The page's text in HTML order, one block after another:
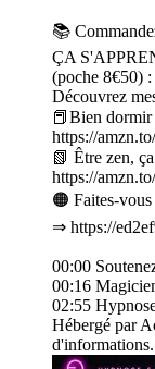
📚
ÇA
(poche 8€50)
Découvrez
📕Bien dormir
https://
📗 Être zen,
https://
🟠 Faites-
⇒ https://
00:00
00:16
02:55
Hébergé par
d'informations.